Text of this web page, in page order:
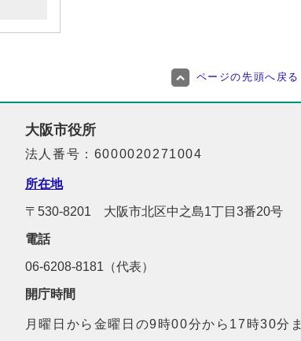
ページの先頭へ戻る
大阪市役所
法人番号：6000020271004
所在地
〒530-8201 大阪市北区中之島1丁目3番20号
電話
06-6208-8181（代表）
開庁時間
月曜日から金曜日の9時00分から17時30分ま